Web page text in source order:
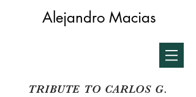
Alejandro Macias
TRIBUTE TO CARLOS G.